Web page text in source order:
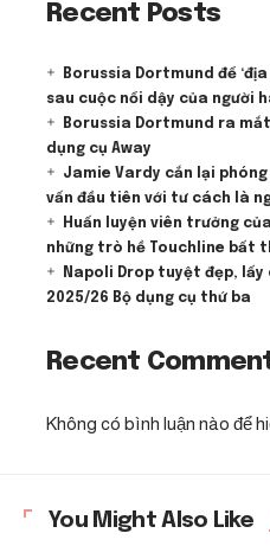
Recent Posts
Borussia Dortmund để
sau cuộc nổi dậy của người
Borussia Dortmund ra
dụng cụ Away
Jamie Vardy cắn lại
vấn đầu tiên với tư cách là
Huấn luyện viên trưởng
những trò hề Touchline bất
Napoli Drop tuyệt đẹp, lấy
2025/26 Bộ dụng cụ thứ ba
Recent
Không có bình luận nào để
You Might Also Like